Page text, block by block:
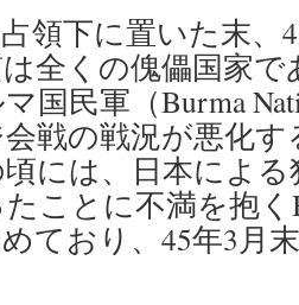
領下に置いた末、
全くの傀儡国家
国民軍（Burma
戦の戦況が悪化
には、日本によ
ことに不満を抱
ており、45年3月